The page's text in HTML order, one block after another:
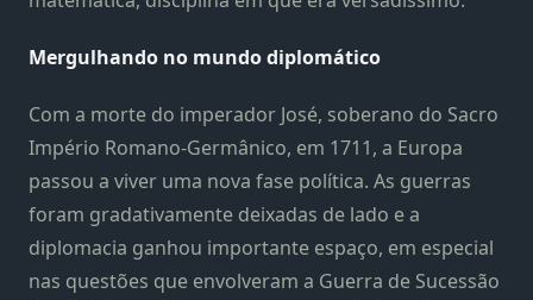
Mergulhando no mundo diplomático
Com a morte do imperador José, soberano do Sacro
Império Romano-Germânico, em 1711, a Europa
passou a viver uma nova fase política. As guerras
foram gradativamente deixadas de lado e a
diplomacia ganhou importante espaço, em especial
nas questões que envolveram a Guerra de Sucessão